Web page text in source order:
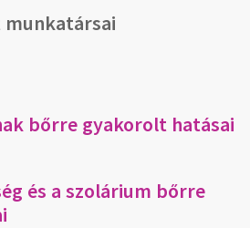
munkatársai
bőrre gyakorolt hatásai
és a szolárium bőrre